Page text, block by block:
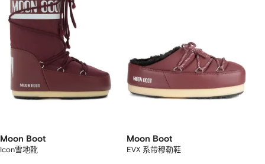
Moon Boot
Icon雪地靴
Moon Boot
EVX 系带穆勒鞋